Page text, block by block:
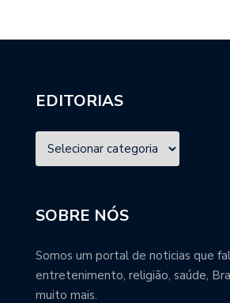
EDITORIAS
SOBRE NÓS
Somos um portal de noticias que
entretenimento, religião, saúde,
muito mais.